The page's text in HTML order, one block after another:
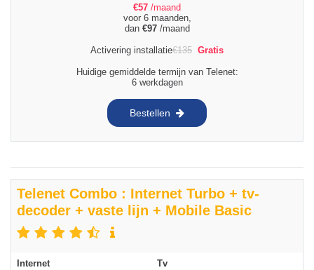
€57 /maand
voor 6 maanden,
dan €97/maand
Activering installatie€135 Gratis
Huidige gemiddelde termijn van Telenet:
6 werkdagen
Bestellen
Telenet Combo : Internet Turbo + tv-
decoder + vaste lijn + Mobile Basic
Internet
Tv